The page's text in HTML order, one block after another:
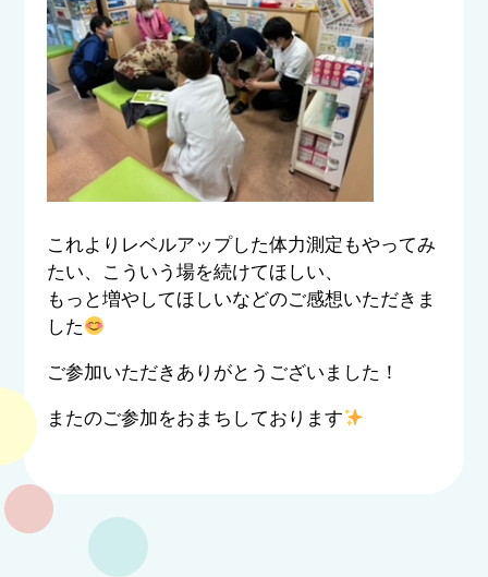
これよりレベルアップした体力測定もやってみ
たい、こういう場を続けてほしい、
もっと増やしてほしいなどのご感想いただきま
した
ご参加いただきありがとうございました！
またのご参加をおまちしております